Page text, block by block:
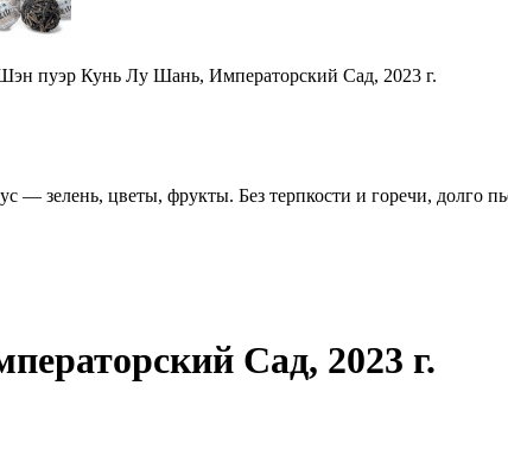
зелень, цветы, фрукты. Без терпкости и горечи, долго
Сад, 2023 г.